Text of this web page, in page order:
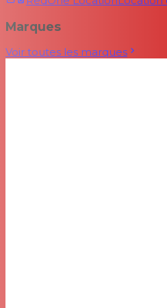
Marques
Voir toutes les marques